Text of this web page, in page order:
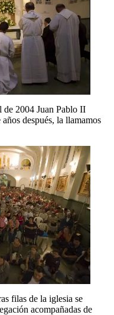
2004 Juan Pablo II
después, la llamamos
filas de la iglesia se
acompañadas de